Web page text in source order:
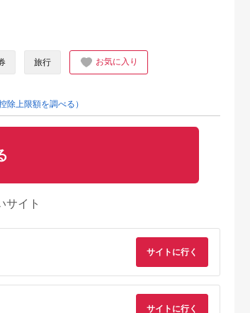
旅行 お気に入り
控除上限額を調べる）
サイト
サイトに行く
サイトに行く